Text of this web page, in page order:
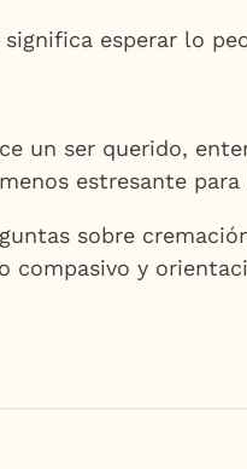
esperar lo
un ser querido,
estresante
sobre
compasivo y